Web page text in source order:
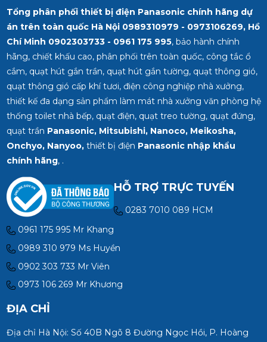
Tổng phân phối thiết bị điện Panasonic chính hãng dự
án trên toàn quốc Hà Nội 0989310979 - 0973106269, Hồ
Chí Minh 0902303733 - 0961 175 995, bảo hành chính
hãng, chiết khấu cao, phân phối trên toàn quốc, công tắc ổ
cắm, quạt hút gắn trần, quạt hút gắn tường, quạt thông gió,
quạt thông gió cấp khí tươi, điện công nghiệp nhà xưởng,
thiết kế đa dạng sản phẩm làm mát nhà xưởng văn phòng hệ
thống toilet nhà bếp, quạt điện, quạt treo tường, quạt đứng,
quạt trần Panasonic, Mitsubishi, Nanoco, Meikosha,
Onchyo, Nanyoo,thiết bị điện Panasonic nhập khẩu
chính hãng, .
HỖ TRỢ TRỰC TUYẾN
0283 7010 089 HCM
0961 175 995 Mr Khang
0989 310 979 Ms Huyền
0902 303 733 Mr Viên
0973 106 269 Mr Khương
ĐỊA CHỈ
Địa chỉ Hà Nội: Số 40B Ngõ 8 Đường Ngọc Hồi, P. Hoàng